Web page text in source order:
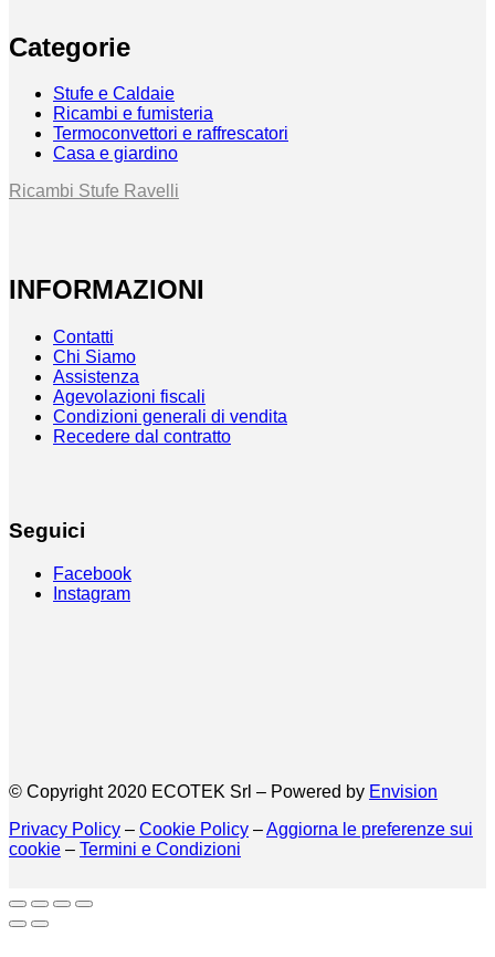
Categorie
Stufe e Caldaie
Ricambi e fumisteria
Termoconvettori e raffrescatori
Casa e giardino
Ricambi Stufe Ravelli
INFORMAZIONI
Contatti
Chi Siamo
Assistenza
Agevolazioni fiscali
Condizioni generali di vendita
Recedere dal contratto
Seguici
Facebook
Instagram
© Copyright 2020 ECOTEK Srl – Powered by Envision
Privacy Policy – Cookie Policy –Aggiorna le preferenze sui
cookie – Termini e Condizioni